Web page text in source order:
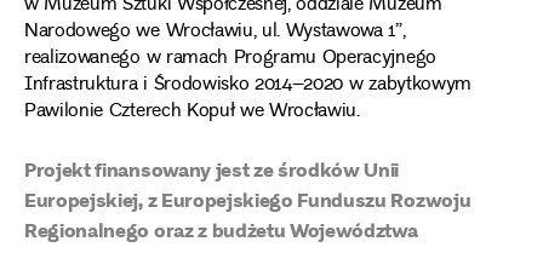
Narodowego we Wrocławiu, ul. Wystawowa 1”,
realizowanego w ramach Programu Operacyjnego
Infrastruktura i Środowisko 2014–2020 w zabytkowym
Pawilonie Czterech Kopuł we Wrocławiu.
Projekt finansowany jest ze środków Unii
Europejskiej, z Europejskiego Funduszu Rozwoju
Regionalnego oraz z budżetu Województwa